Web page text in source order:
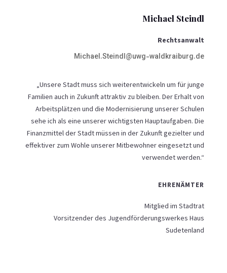
Michael Steindl
Rechtsanwalt
Michael.Steindl@uwg-waldkraiburg.de
„Unsere Stadt muss sich weiterentwickeln um für junge
Familien auch in Zukunft attraktiv zu bleiben. Der Erhalt von
Arbeitsplätzen und die Modernisierung unserer Schulen
sehe ich als eine unserer wichtigsten Hauptaufgaben. Die
Finanzmittel der Stadt müssen in der Zukunft gezielter und
effektiver zum Wohle unserer Mitbewohner eingesetzt und
verwendet werden.“
EHRENÄMTER
Mitglied im Stadtrat
Vorsitzender des Jugendförderungswerkes Haus
Sudetenland